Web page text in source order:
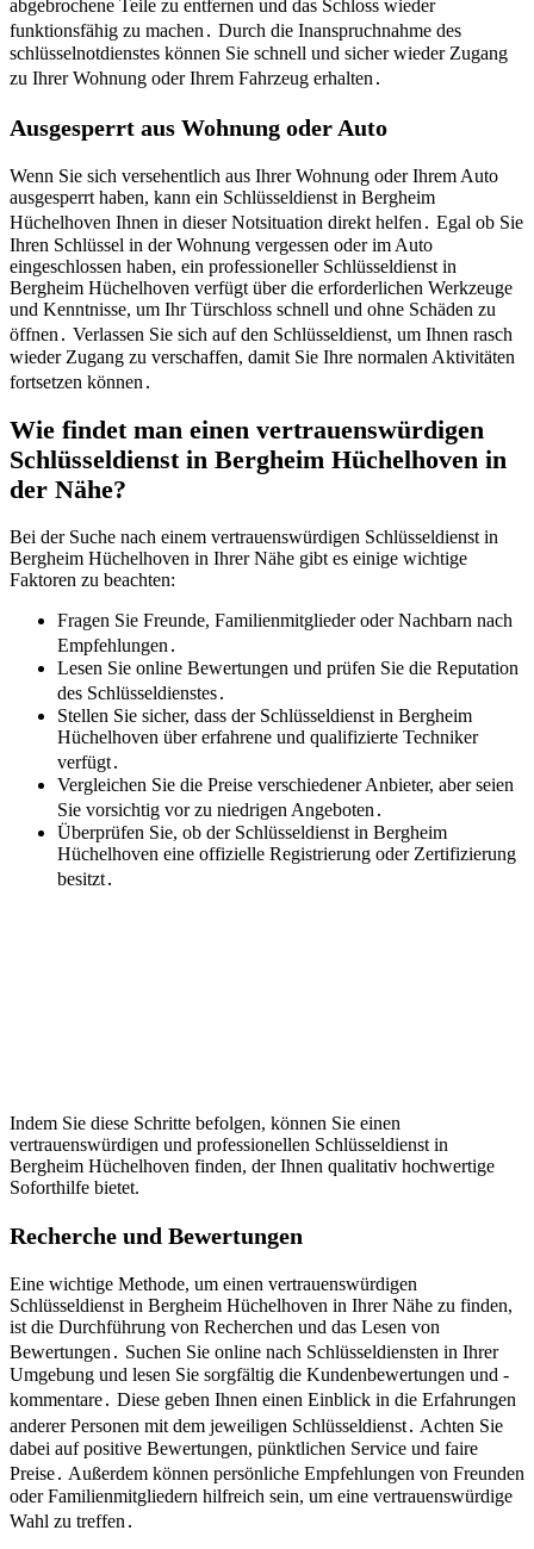
abgebrochene Teile zu entfernen und das Schloss wieder
funktionsfähig zu machen․ Durch die Inanspruchnahme des
schlüsselnotdienstes können Sie schnell und sicher wieder Zugang
zu Ihrer Wohnung oder Ihrem Fahrzeug erhalten․
Ausgesperrt aus Wohnung oder Auto
Wenn Sie sich versehentlich aus Ihrer Wohnung oder Ihrem Auto
ausgesperrt haben, kann ein Schlüsseldienst in Bergheim
Hüchelhoven Ihnen in dieser Notsituation direkt helfen․ Egal ob Sie
Ihren Schlüssel in der Wohnung vergessen oder im Auto
eingeschlossen haben, ein professioneller Schlüsseldienst in
Bergheim Hüchelhoven verfügt über die erforderlichen Werkzeuge
und Kenntnisse, um Ihr Türschloss schnell und ohne Schäden zu
öffnen․ Verlassen Sie sich auf den Schlüsseldienst, um Ihnen rasch
wieder Zugang zu verschaffen, damit Sie Ihre normalen Aktivitäten
fortsetzen können․
Wie findet man einen vertrauenswürdigen
Schlüsseldienst in Bergheim Hüchelhoven in
der Nähe?​
Bei der Suche nach einem vertrauenswürdigen Schlüsseldienst in
Bergheim Hüchelhoven in Ihrer Nähe gibt es einige wichtige
Faktoren zu beachten:
Fragen Sie Freunde, Familienmitglieder oder Nachbarn nach
Empfehlungen․
Lesen Sie online Bewertungen und prüfen Sie die Reputation
des Schlüsseldienstes․
Stellen Sie sicher, dass der Schlüsseldienst in Bergheim
Hüchelhoven über erfahrene und qualifizierte Techniker
verfügt․
Vergleichen Sie die Preise verschiedener Anbieter, aber seien
Sie vorsichtig vor zu niedrigen Angeboten․
Überprüfen Sie, ob der Schlüsseldienst in Bergheim
Hüchelhoven eine offizielle Registrierung oder Zertifizierung
besitzt․
Indem Sie diese Schritte befolgen, können Sie einen
vertrauenswürdigen und professionellen Schlüsseldienst in
Bergheim Hüchelhoven finden, der Ihnen qualitativ hochwertige
Soforthilfe bietet.
Recherche und Bewertungen
Eine wichtige Methode, um einen vertrauenswürdigen
Schlüsseldienst in Bergheim Hüchelhoven in Ihrer Nähe zu finden,
ist die Durchführung von Recherchen und das Lesen von
Bewertungen․ Suchen Sie online nach Schlüsseldiensten in Ihrer
Umgebung und lesen Sie sorgfältig die Kundenbewertungen und -
kommentare․ Diese geben Ihnen einen Einblick in die Erfahrungen
anderer Personen mit dem jeweiligen Schlüsseldienst․ Achten Sie
dabei auf positive Bewertungen, pünktlichen Service und faire
Preise․ Außerdem können persönliche Empfehlungen von Freunden
oder Familienmitgliedern hilfreich sein, um eine vertrauenswürdige
Wahl zu treffen․